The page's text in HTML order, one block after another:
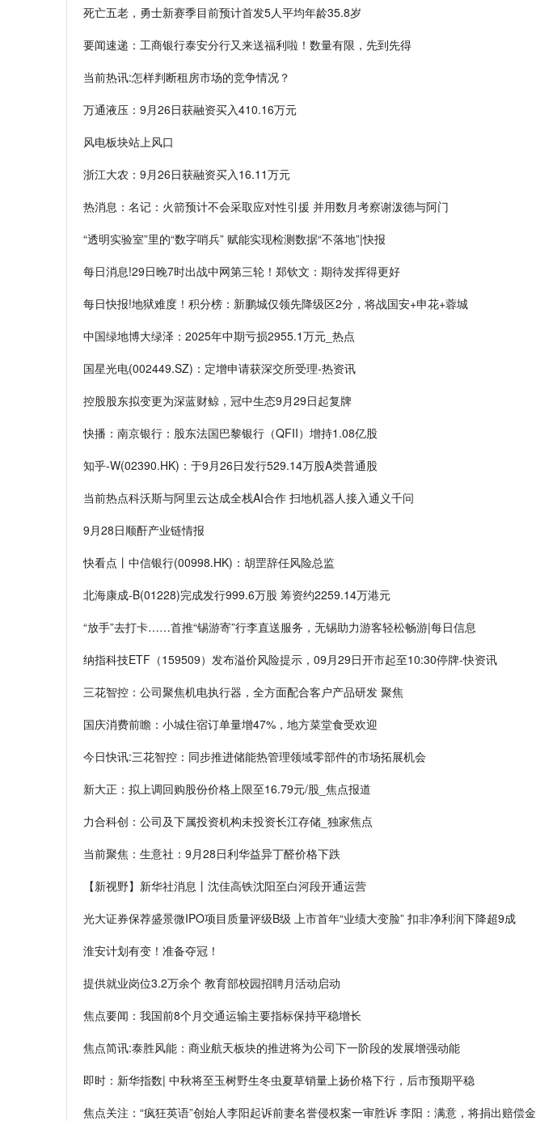
死亡五老，勇士新赛季目前预计首发5人平均年龄35.8岁
要闻速递：工商银行泰安分行又来送福利啦！数量有限，先到先得
当前热讯:怎样判断租房市场的竞争情况？
万通液压：9月26日获融资买入410.16万元
风电板块站上风口
浙江大农：9月26日获融资买入16.11万元
热消息：名记：火箭预计不会采取应对性引援 并用数月考察谢泼德与阿门
“透明实验室”里的“数字哨兵” 赋能实现检测数据“不落地”|快报
每日消息!29日晚7时出战中网第三轮！郑钦文：期待发挥得更好
每日快报!地狱难度！积分榜：新鹏城仅领先降级区2分，将战国安+申花+蓉城
中国绿地博大绿泽：2025年中期亏损2955.1万元_热点
国星光电(002449.SZ)：定增申请获深交所受理-热资讯
控股股东拟变更为深蓝财鲸，冠中生态9月29日起复牌
快播：南京银行：股东法国巴黎银行（QFII）增持1.08亿股
知乎-W(02390.HK)：于9月26日发行529.14万股A类普通股
当前热点科沃斯与阿里云达成全栈AI合作 扫地机器人接入通义千问
9月28日顺酐产业链情报
快看点丨中信银行(00998.HK)：胡罡辞任风险总监
北海康成-B(01228)完成发行999.6万股 筹资约2259.14万港元
“放手”去打卡……首推“锡游寄”行李直送服务，无锡助力游客轻松畅游|每日信息
纳指科技ETF（159509）发布溢价风险提示，09月29日开市起至10:30停牌-快资讯
三花智控：公司聚焦机电执行器，全方面配合客户产品研发 聚焦
国庆消费前瞻：小城住宿订单量增47%，地方菜堂食受欢迎
今日快讯:三花智控：同步推进储能热管理领域零部件的市场拓展机会
新大正：拟上调回购股份价格上限至16.79元/股_焦点报道
力合科创：公司及下属投资机构未投资长江存储_独家焦点
当前聚焦：生意社：9月28日利华益异丁醛价格下跌
【新视野】新华社消息丨沈佳高铁沈阳至白河段开通运营
光大证券保荐盛景微IPO项目质量评级B级 上市首年“业绩大变脸” 扣非净利润下降超9成
淮安计划有变！准备夺冠！
提供就业岗位3.2万余个 教育部校园招聘月活动启动
焦点要闻：我国前8个月交通运输主要指标保持平稳增长
焦点简讯:泰胜风能：商业航天板块的推进将为公司下一阶段的发展增强动能
即时：新华指数| 中秋将至玉树野生冬虫夏草销量上扬价格下行，后市预期平稳
焦点关注：“疯狂英语”创始人李阳起诉前妻名誉侵权案一审胜诉 李阳：满意，将捐出赔偿金